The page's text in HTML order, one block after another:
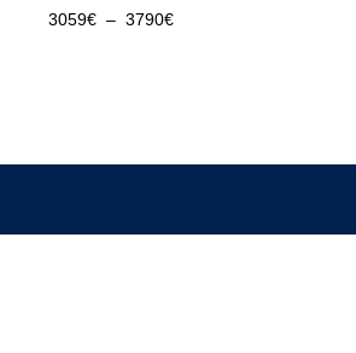
3059€ – 3790€